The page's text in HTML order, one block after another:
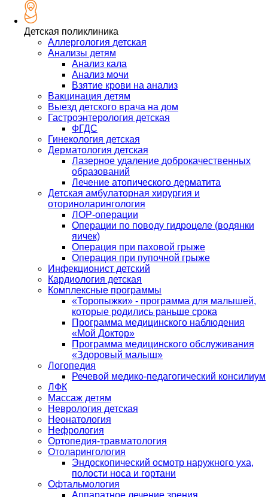
Детская поликлиника
Аллергология детская
Анализы детям
Анализ кала
Анализ мочи
Взятие крови на анализ
Вакцинация детям
Выезд детского врача на дом
Гастроэнтерология детская
ФГДС
Гинекология детская
Дерматология детская
Лазерное удаление доброкачественных
образований
Лечение атопического дерматита
Детская амбулаторная хирургия и
оториноларингология
ЛОР-операции
Операции по поводу гидроцеле (водянки
яичек)
Операция при паховой грыже
Операция при пупочной грыже
Инфекционист детский
Кардиология детская
Комплексные программы
«Торопыжки» - программа для малышей,
которые родились раньше срока
Программа медицинского наблюдения
«Мой Доктор»
Программа медицинского обслуживания
«Здоровый малыш»
Логопедия
Речевой медико-педагогический консилиум
ЛФК
Массаж детям
Неврология детская
Неонатология
Нефрология
Ортопедия-травматология
Отоларингология
Эндоскопический осмотр наружного уха,
полости носа и гортани
Офтальмология